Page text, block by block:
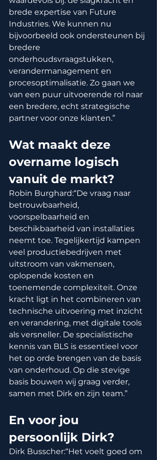
brede expertise van Future
Industries. We kunnen nu
bijvoorbeeld ook ondersteunen bij
bredere
onderhoudsvraagstukken,
verandermanagement en
procesoptimalisatie. Zo gaan we
van een puur uitvoerende rol naar
een bredere, echt strategische
partner voor onze klanten.”
Wat maakt deze
overname logisch
vanuit de markt?
Robin Burghard:“De vraag naar
betrouwbaarheid,
voorspelbaarheid en
beschikbaarheid van installaties
neemt toe. Tegelijkertijd kampen
veel productiebedrijven met
uitstroom van vakmensen,
oplopende kosten en
toenemende complexiteit. Onze
kracht ligt in het combineren van
technische uitvoering met inzicht
en verandering, met digitale tools
als versneller. De specialistische
kennis van BLS is essentieel voor
het op orde brengen van de basis
van onderhoud. Op die stevige
basis bouwen wij graag verder,
samen met Dirk en zijn team.”
En voor jou
persoonlijk Dirk?
Dirk Busscher:“Het voelt goed om